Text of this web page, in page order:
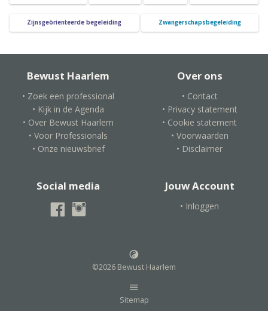
Zijnsgeörienteerde begeleiding Zwangerschapsbegeleiding
Bewust Haarlem
• Zoek een professional
• Kijk in de Agenda
• Over Bewust Haarlem
• Voor Professionals
• Onze nieuwsbrief
Over ons
• Contact
• Privacy statement
• Cookie statement
• Voorwaarden
• Disclaimer
Social media Jouw Account
• Inloggen
©2026 Bewust Haarlem
Sitemap